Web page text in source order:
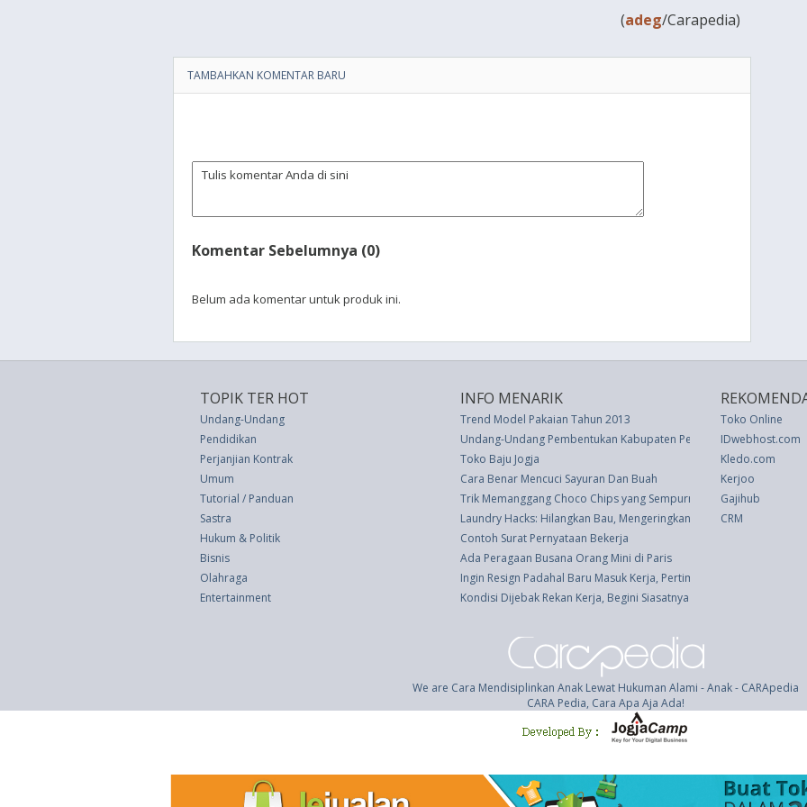
(adeg/Carapedia)
TAMBAHKAN KOMENTAR BARU
Komentar Sebelumnya (0)
Belum ada komentar untuk produk ini.
TOPIK TER HOT
Undang-Undang
Pendidikan
Perjanjian Kontrak
Umum
Tutorial / Panduan
Sastra
Hukum & Politik
Bisnis
Olahraga
Entertainment
INFO MENARIK
Trend Model Pakaian Tahun 2013
Undang-Undang Pembentukan Kabupaten Pelalawan, Kabupaten
Toko Baju Jogja
Cara Benar Mencuci Sayuran Dan Buah
Trik Memanggang Choco Chips yang Sempurna, Menurut Pakar
Laundry Hacks: Hilangkan Bau, Mengeringkan Handuk, Cegah Kaus
Contoh Surat Pernyataan Bekerja
Ada Peragaan Busana Orang Mini di Paris
Ingin Resign Padahal Baru Masuk Kerja, Pertimbangkan 4 Hal Ini
Kondisi Dijebak Rekan Kerja, Begini Siasatnya
Toko Online
IDwebhost.com
Kledo.com
Kerjoo
Gajihub
CRM
We are Cara Mendisiplinkan Anak Lewat Hukuman Alami - Anak - CARApedia
CARA Pedia, Cara Apa Aja Ada!